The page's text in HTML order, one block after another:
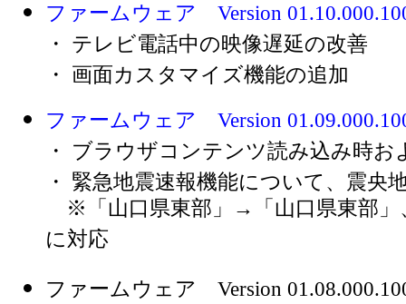
ファームウェア Version
・ テレビ電話中の映像遅延の改善
・ 画面カスタマイズ機能の追加
ファームウェア Version
・ ブラウザコンテンツ読み込み時お
・ 緊急地震速報機能について、震央
※「山口県東部」→「山口県東部」
に対応
ファームウェア Version